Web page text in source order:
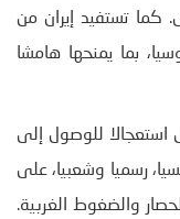
تستفيد إيران من
بما يمنحها هامشا
استعجالا للوصول إلى
رسميا وشعبيا، على
والضغوط الغربية.